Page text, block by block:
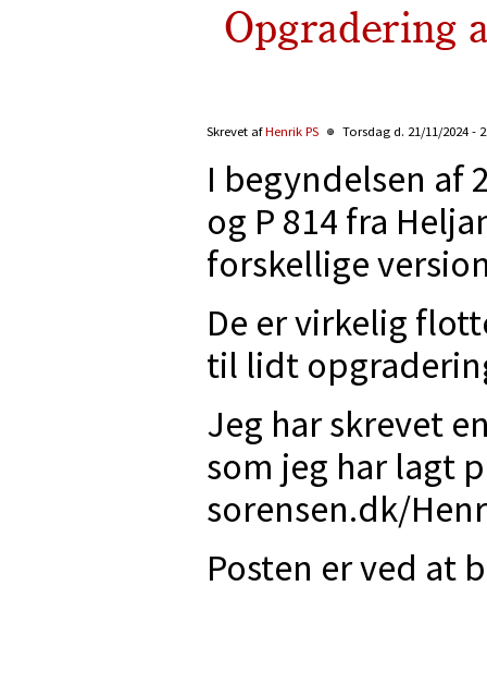
Opgradering
Skrevet afHenrik PS Torsdag d. 21/11/2024 -
I begyndelsen af
og P 814 fra
forskellige
De er virkelig
til lidt
Jeg har skrevet
som jeg har lagt
sorensen.dk/
Posten er ved at